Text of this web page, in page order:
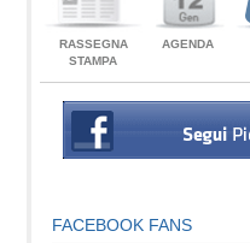
RASSEGNA
STAMPA
AGENDA
FACEBOOK FANS